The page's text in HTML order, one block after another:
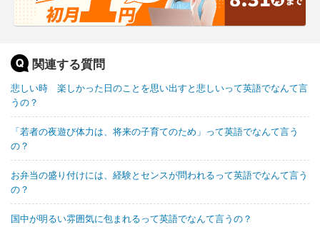
関連する質問
悲しい時 楽しかった日のことを思い出すと悲しいって英語でなんて言
うの？
「若者の夜遊び体力は、将来の子育てのため」って英語でなんて言う
の？
お弁当の盛り付けには、経験とセンスが問われるって英語でなんて言う
の？
国中が明るい雰囲気に包まれるって英語でなんて言うの？